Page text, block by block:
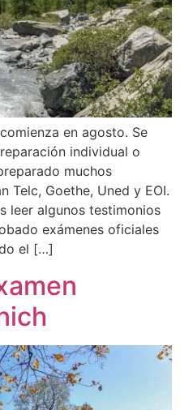
en agosto. Se
individual o
muchos
Telc, Goethe, Uned y EOI.
leer algunos testimonios
exámenes oficiales
el […]